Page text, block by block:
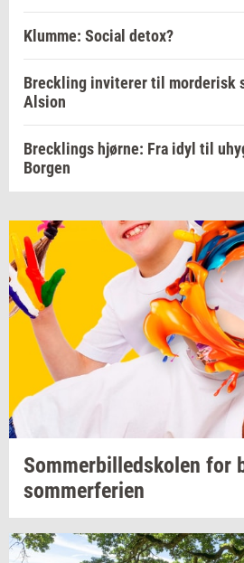
Klumme: Social detox?
Breckling inviterer til morderisk
Alsion
Brecklings hjørne: Fra idyl til
Borgen
Som­mer­bil­ledsko­len for
som­mer­fe­ri­en